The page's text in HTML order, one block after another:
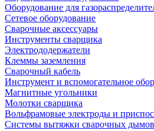
Оборудование для
Сетевое оборудование
Сварочные аксессуары
Инструменты сварщика
Электрододержатели
Клеммы заземления
Сварочный кабель
Инструмент и вспомогательное
Магнитные угольники
Молотки сварщика
Вольфрамовые электроды и
Системы вытяжки сварочных дымов